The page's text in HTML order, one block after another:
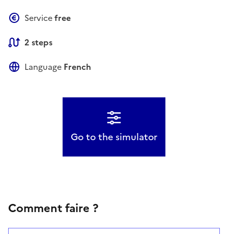
Servicefree
2 steps
Language French
Go to the simulator
Comment faire ?